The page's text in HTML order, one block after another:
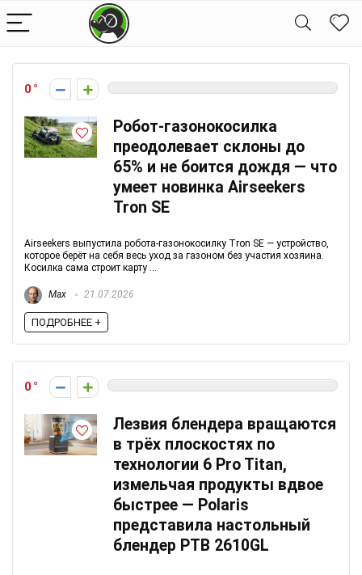
0
Робот-газонокосилка
преодолевает склоны до
65% и не боится дождя — что
умеет новинка Airseekers
Tron SE
Airseekers выпустила робота-газонокосилку Tron SE — устройство,
которое берёт на себя весь уход за газоном без участия хозяина.
Косилка сама строит карту ...
Max 21.07.2026
ПОДРОБНЕЕ +
0
Лезвия блендера вращаются
в трёх плоскостях по
технологии 6 Pro Titan,
измельчая продукты вдвое
быстрее — Polaris
представила настольный
блендер PTB 2610GL